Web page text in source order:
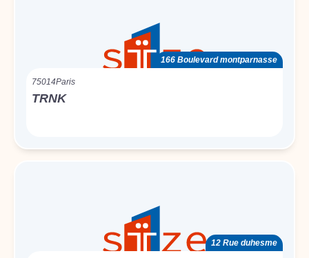
166 Boulevard montparnasse
75014Paris
TRNK
12 Rue duhesme